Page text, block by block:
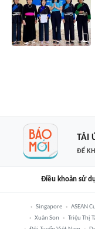
TẢI
ĐỂ
Điều khoản sử
Singapore ASEAN
Xuân Son
Triệu Thị